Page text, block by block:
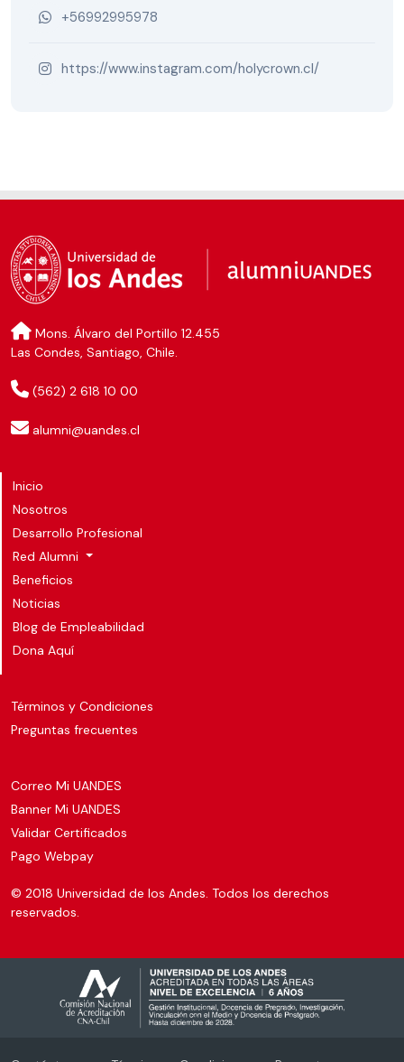
+56992995978
https://www.instagram.com/holycrown.cl/
Mons. Álvaro del Portillo 12.455
Las Condes, Santiago, Chile.
(562) 2 618 10 00
alumni@uandes.cl
Inicio
Nosotros
Desarrollo Profesional
Red Alumni
Beneficios
Noticias
Blog de Empleabilidad
Dona Aquí
Términos y Condiciones
Preguntas frecuentes
Correo Mi UANDES
Banner Mi UANDES
Validar Certificados
Pago Webpay
© 2018 Universidad de los Andes. Todos los derechos
reservados.